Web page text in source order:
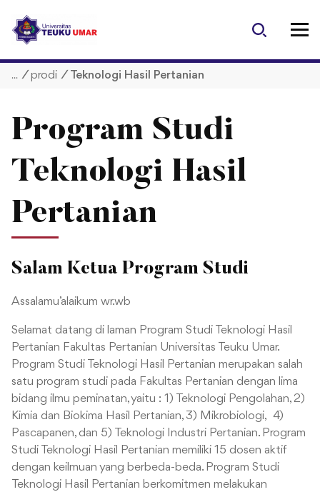
p
/ prodi / Teknologi Hasil Pertanian
Program Studi
Teknologi Hasil
Pertanian
Salam Ketua Program Studi
Assalamu’alaikum wr.wb
Selamat datang di laman Program Studi Teknologi Hasil
Pertanian Fakultas Pertanian Universitas Teuku Umar.
Program Studi Teknologi Hasil Pertanian merupakan salah
satu program studi pada Fakultas Pertanian dengan lima
bidang ilmu peminatan, yaitu : 1) Teknologi Pengolahan, 2)
Kimia dan Biokima Hasil Pertanian, 3) Mikrobiologi, 4)
Pascapanen, dan 5) Teknologi Industri Pertanian. Program
Studi Teknologi Hasil Pertanian memiliki 15 dosen aktif
dengan keilmuan yang berbeda-beda. Program Studi
Teknologi Hasil Pertanian berkomitmen melakukan